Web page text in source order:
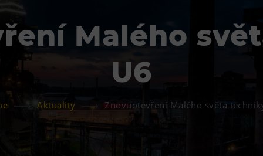
Malého
U6
Aktuality Znovuotevření Malého světa
Občerstvení
Kavárna Velký Svět
techniky
L’Osteria
Vila